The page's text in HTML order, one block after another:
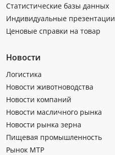
Статистические базы данных
Индивидуальные презентации
Ценовые справки на товар
Новости
Логистика
Новости животноводства
Новости компаний
Новости масличного рынка
Новости рынка зерна
Пищевая промышленность
Рынок МТР